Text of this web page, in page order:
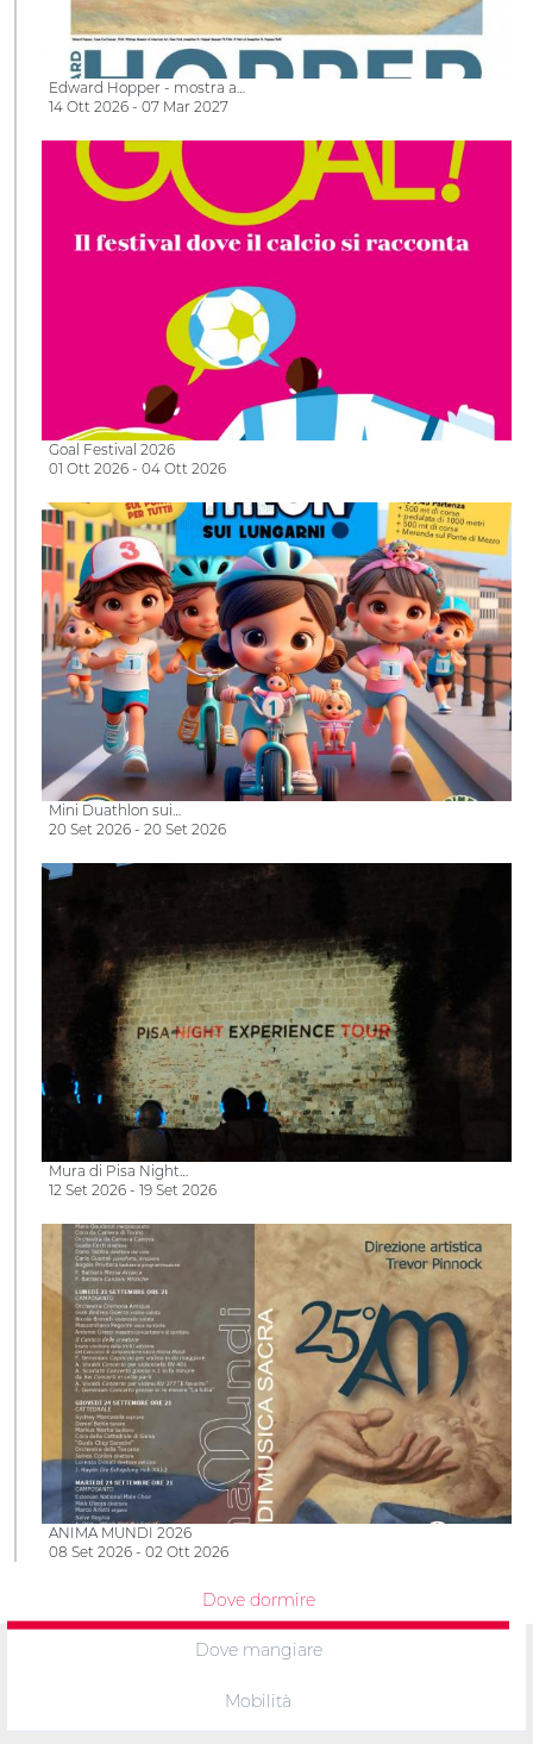
Edward Hopper - mostra a…
14 Ott 2026 - 07 Mar 2027
Goal Festival 2026
01 Ott 2026 - 04 Ott 2026
Mini Duathlon sui…
20 Set 2026 - 20 Set 2026
Mura di Pisa Night…
12 Set 2026 - 19 Set 2026
ANIMA MUNDI 2026
08 Set 2026 - 02 Ott 2026
Dove dormire
Dove mangiare
Mobilità